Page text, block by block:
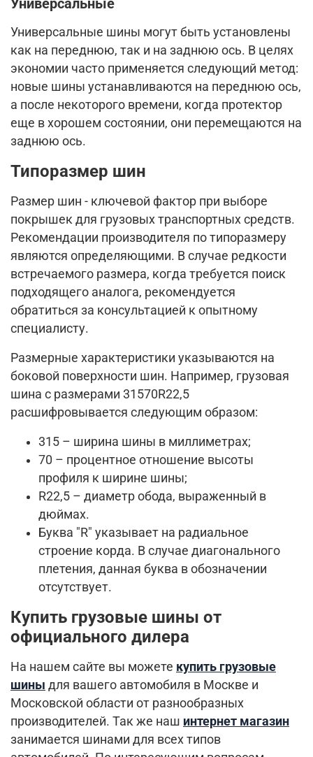
Универсальные
Универсальные шины могут быть установлены
как на переднюю, так и на заднюю ось. В целях
экономии часто применяется следующий метод:
новые шины устанавливаются на переднюю ось,
а после некоторого времени, когда протектор
еще в хорошем состоянии, они перемещаются на
заднюю ось.
Типоразмер шин
Размер шин - ключевой фактор при выборе
покрышек для грузовых транспортных средств.
Рекомендации производителя по типоразмеру
являются определяющими. В случае редкости
встречаемого размера, когда требуется поиск
подходящего аналога, рекомендуется
обратиться за консультацией к опытному
специалисту.
Размерные характеристики указываются на
боковой поверхности шин. Например, грузовая
шина с размерами 31570R22,5
расшифровывается следующим образом:
315 – ширина шины в миллиметрах;
70 – процентное отношение высоты
профиля к ширине шины;
R22,5 – диаметр обода, выраженный в
дюймах.
Буква "R" указывает на радиальное
строение корда. В случае диагонального
плетения, данная буква в обозначении
отсутствует.
Купить грузовые шины от
официального дилера
На нашем сайте вы можете купить грузовые
шины для вашего автомобиля в Москве и
Московской области от разнообразных
производителей. Так же наш интернет магазин
занимается шинами для всех типов